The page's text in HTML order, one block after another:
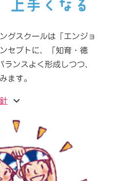
上手くなる
グスクールは「エンジョ
セプトに、「知育・徳
ンスよく形成しつつ、
ます。